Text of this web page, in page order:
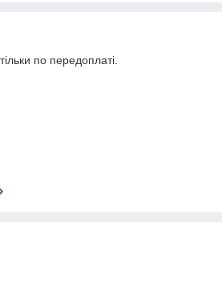
по передоплаті.